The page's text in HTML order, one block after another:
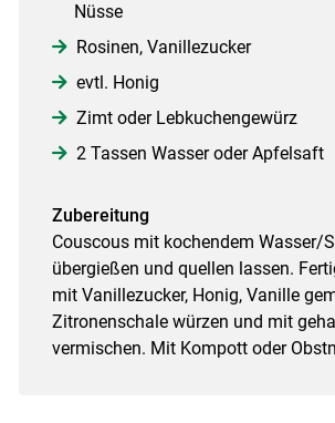
Nüsse
Rosinen, Vanillezucker
evtl. Honig
Zimt oder Lebkuchengewürz
2 Tassen Wasser oder Apfelsaft
Zubereitung
Couscous mit kochendem Wasser/
übergießen und quellen lassen.
mit Vanillezucker, Honig, Vanille
Zitronenschale würzen und mit
vermischen. Mit Kompott oder